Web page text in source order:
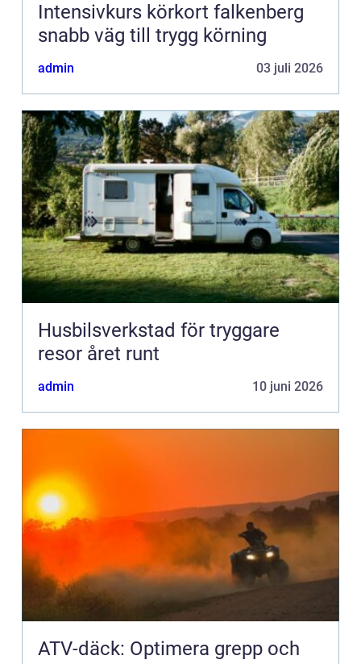
Intensivkurs körkort falkenberg
snabb väg till trygg körning
admin 03 juli 2026
Husbilsverkstad för tryggare
resor året runt
admin 10 juni 2026
ATV-däck: Optimera grepp och